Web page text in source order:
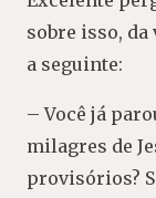
sobre isso, da
a seguinte:
– Você já
milagres de
provisórios?